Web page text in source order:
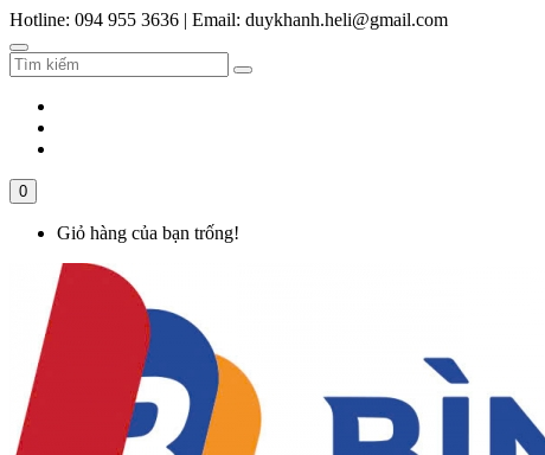
Hotline: 094 955 3636 | Email: duykhanh.heli@gmail.com
0
Giỏ hàng của bạn trống!